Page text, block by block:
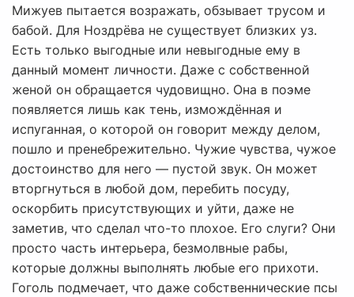
Мижуев пытается возражать, обзывает трусом и
бабой. Для Ноздрёва не существует близких уз.
Есть только выгодные или невыгодные ему в
данный момент личности. Даже с собственной
женой он обращается чудовищно. Она в поэме
появляется лишь как тень, измождённая и
испуганная, о которой он говорит между делом,
пошло и пренебрежительно. Чужие чувства, чужое
достоинство для него — пустой звук. Он может
вторгнуться в любой дом, перебить посуду,
оскорбить присутствующих и уйти, даже не
заметив, что сделал что-то плохое. Его слуги? Они
просто часть интерьера, безмолвные рабы,
которые должны выполнять любые его прихоти.
Гоголь подмечает, что даже собственнические псы